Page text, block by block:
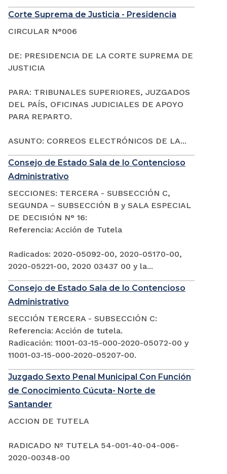
Corte Suprema de Justicia - Presidencia
CIRCULAR N°006
DE: PRESIDENCIA DE LA CORTE SUPREMA DE
JUSTICIA
PARA: TRIBUNALES SUPERIORES, JUZGADOS
DEL PAÍS, OFICINAS JUDICIALES DE APOYO
PARA REPARTO.
ASUNTO: CORREOS ELECTRÓNICOS DE LA...
Consejo de Estado Sala de lo Contencioso
Administrativo
SECCIONES: TERCERA - SUBSECCIÓN C,
SEGUNDA – SUBSECCIÓN B y SALA ESPECIAL
DE DECISIÓN N° 16:
Referencia: Acción de Tutela
Radicados: 2020-05092-00, 2020-05170-00,
2020-05221-00, 2020 03437 00 y la...
Consejo de Estado Sala de lo Contencioso
Administrativo
SECCIÓN TERCERA - SUBSECCIÓN C:
Referencia: Acción de tutela.
Radicación: 11001-03-15-000-2020-05072-00 y
11001-03-15-000-2020-05207-00.
Juzgado Sexto Penal Municipal Con Función
de Conocimiento Cúcuta- Norte de
Santander
ACCION DE TUTELA
RADICADO Nº TUTELA 54-001-40-04-006-
2020-00348-00